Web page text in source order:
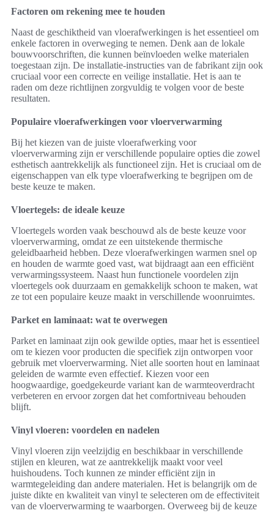
Factoren om rekening mee te houden
Naast de geschiktheid van vloerafwerkingen is het essentieel om
enkele factoren in overweging te nemen. Denk aan de lokale
bouwvoorschriften, die kunnen beïnvloeden welke materialen
toegestaan zijn. De installatie-instructies van de fabrikant zijn ook
cruciaal voor een correcte en veilige installatie. Het is aan te
raden om deze richtlijnen zorgvuldig te volgen voor de beste
resultaten.
Populaire vloerafwerkingen voor vloerverwarming
Bij het kiezen van de juiste vloerafwerking voor
vloerverwarming zijn er verschillende populaire opties die zowel
esthetisch aantrekkelijk als functioneel zijn. Het is cruciaal om de
eigenschappen van elk type vloerafwerking te begrijpen om de
beste keuze te maken.
Vloertegels: de ideale keuze
Vloertegels worden vaak beschouwd als de beste keuze voor
vloerverwarming, omdat ze een uitstekende thermische
geleidbaarheid hebben. Deze vloerafwerkingen warmen snel op
en houden de warmte goed vast, wat bijdraagt aan een efficiënt
verwarmingssysteem. Naast hun functionele voordelen zijn
vloertegels ook duurzaam en gemakkelijk schoon te maken, wat
ze tot een populaire keuze maakt in verschillende woonruimtes.
Parket en laminaat: wat te overwegen
Parket en laminaat zijn ook gewilde opties, maar het is essentieel
om te kiezen voor producten die specifiek zijn ontworpen voor
gebruik met vloerverwarming. Niet alle soorten hout en laminaat
geleiden de warmte even effectief. Kiezen voor een
hoogwaardige, goedgekeurde variant kan de warmteoverdracht
verbeteren en ervoor zorgen dat het comfortniveau behouden
blijft.
Vinyl vloeren: voordelen en nadelen
Vinyl vloeren zijn veelzijdig en beschikbaar in verschillende
stijlen en kleuren, wat ze aantrekkelijk maakt voor veel
huishoudens. Toch kunnen ze minder efficiënt zijn in
warmtegeleiding dan andere materialen. Het is belangrijk om de
juiste dikte en kwaliteit van vinyl te selecteren om de effectiviteit
van de vloerverwarming te waarborgen. Overweeg bij de keuze